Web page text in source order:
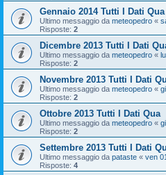
Gennaio 2014 Tutti I Dati Qua
Ultimo messaggio da meteopedro «
Risposte: 2
Dicembre 2013 Tutti I Dati
Ultimo messaggio da meteopedro «
Risposte: 2
Novembre 2013 Tutti I Dati
Ultimo messaggio da meteopedro «
Risposte: 2
Ottobre 2013 Tutti I Dati Qua
Ultimo messaggio da meteopedro «
Risposte: 2
Settembre 2013 Tutti I Dati
Ultimo messaggio da pataste « ven
Risposte: 4